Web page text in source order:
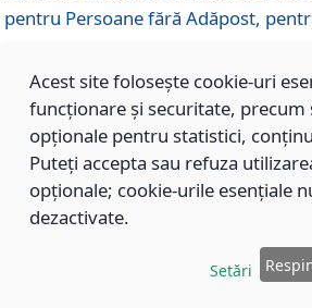
pentru Persoane fără Adăpost,
827/10.12.2019
Aprobarea standardului de
furnizate în cadrul Centrului
Adăpost, pentru anul 2020.
Aprobarea standardului de
Acest site folosește cookie-uri
funcționare și securitate, precum
opționale pentru statistici,
Puteți accepta sau refuza
opționale; cookie-urile esențiale
dezactivate.
Setări